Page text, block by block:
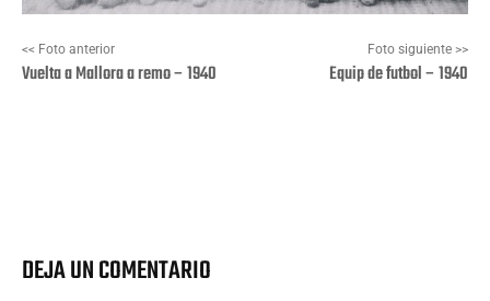
<< Foto anterior
Vuelta a Mallora a remo – 1940
Foto siguiente >>
Equip de futbol – 1940
DEJA UN COMENTARIO